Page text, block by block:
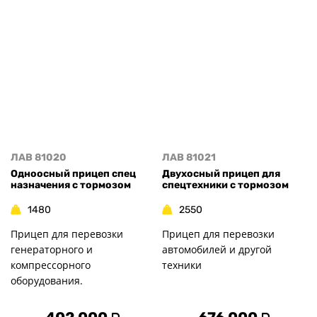
ЛАВ 81020
Одноосный прицеп спец
назначения с тормозом
1480
Прицеп для перевозки
генераторного и
компрессорного
оборудования.
ЛАВ 81021
Двухосный прицеп для
спецтехники с тормозом
2550
Прицеп для перевозки
автомобилей и другой
техники